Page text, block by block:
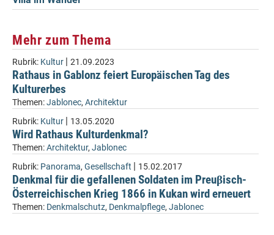
Mehr zum Thema
Rubrik: Kultur | 21.09.2023
Rathaus in Gablonz feiert Europäischen Tag des
Kulturerbes
Themen:Jablonec, Architektur
Rubrik: Kultur | 13.05.2020
Wird Rathaus Kulturdenkmal?
Themen:Architektur, Jablonec
Rubrik: Panorama, Gesellschaft | 15.02.2017
Denkmal für die gefallenen Soldaten im Preuβisch-
Österreichischen Krieg 1866 in Kukan wird erneuert
Themen: Denkmalschutz, Denkmalpflege, Jablonec